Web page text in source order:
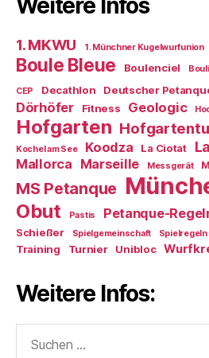
Weitere Infos
1. MKWU 1. Münchner Kugelwurfunion
Boule Bleue Boulenciel Bouli
CEP Decathlon Deutscher
Dörhöfer Fitness Geologic
Hofgarten
Kochel am See Koodza La Ciotat
Mallorca Marseille Messgerät
MS Petanque
Obut Pastis Petanque-
Schießer Spielgemeinschaft Spielregeln
Training
Turnier Unibloc
Weitere Infos:
nach: